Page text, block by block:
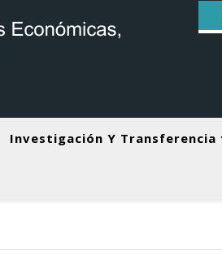
Investigación Y Transferencia